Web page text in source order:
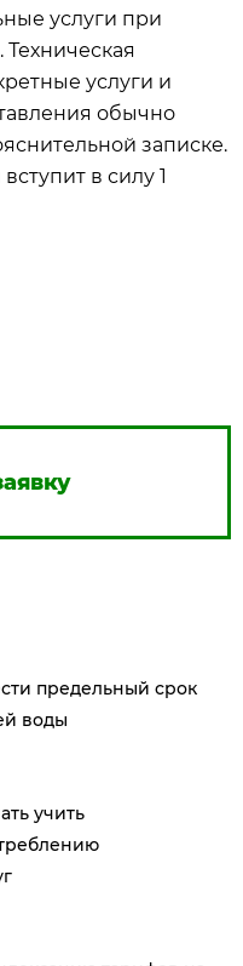
услуги при
услуги и
обычно
записке.
в силу 1
предельный срок
воды
учить